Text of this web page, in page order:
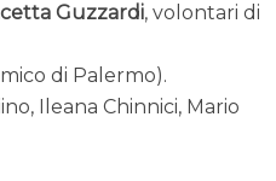
Guzzardi, volontari di
di Palermo).
Ileana Chinnici, Mario